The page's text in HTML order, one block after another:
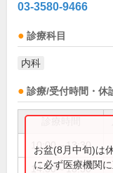
03-3580-9466
診療科目
内科
診療/受付時間・休
10:00～13:30
14:30～18:30
お盆(8月中旬)は
に必ず医療機関